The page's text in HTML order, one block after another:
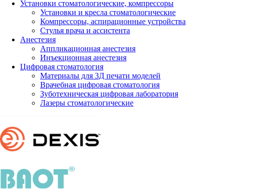
Установки стоматологические, компрессоры
Установки и кресла стоматологические
Компрессоры, аспирационные устройства
Стулья врача и ассистента
Анестезия
Аппликационная анестезия
Инъекционная анестезия
Цифровая стоматология
Материалы для 3Д печати моделей
Врачебная цифровая стоматология
Зуботехническая цифровая лаборатория
Лазеры стоматологические